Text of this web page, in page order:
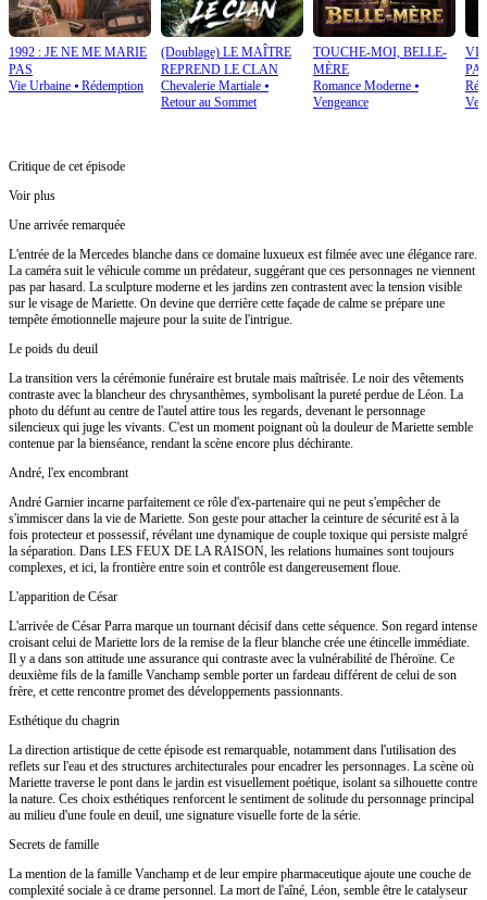
1992 : JE NE ME MARIE
PAS
Vie Urbaine ⦁ Rédemption
(Doublage) LE MAÎTRE
REPREND LE CLAN
Chevalerie Martiale⦁
Retour au Sommet
TOUCHE-MOI, BELLE-
MÈRE
Romance Moderne⦁
Vengeance
Critique de cet épisode
Voir plus
Une arrivée remarquée
L'entrée de la Mercedes blanche dans ce domaine luxueux est filmée avec une élégance rare.
La caméra suit le véhicule comme un prédateur, suggérant que ces personnages ne viennent
pas par hasard. La sculpture moderne et les jardins zen contrastent avec la tension visible
sur le visage de Mariette. On devine que derrière cette façade de calme se prépare une
tempête émotionnelle majeure pour la suite de l'intrigue.
Le poids du deuil
La transition vers la cérémonie funéraire est brutale mais maîtrisée. Le noir des vêtements
contraste avec la blancheur des chrysanthèmes, symbolisant la pureté perdue de Léon. La
photo du défunt au centre de l'autel attire tous les regards, devenant le personnage
silencieux qui juge les vivants. C'est un moment poignant où la douleur de Mariette semble
contenue par la bienséance, rendant la scène encore plus déchirante.
André, l'ex encombrant
André Garnier incarne parfaitement ce rôle d'ex-partenaire qui ne peut s'empêcher de
s'immiscer dans la vie de Mariette. Son geste pour attacher la ceinture de sécurité est à la
fois protecteur et possessif, révélant une dynamique de couple toxique qui persiste malgré
la séparation. Dans LES FEUX DE LA RAISON, les relations humaines sont toujours
complexes, et ici, la frontière entre soin et contrôle est dangereusement floue.
L'apparition de César
L'arrivée de César Parra marque un tournant décisif dans cette séquence. Son regard intense
croisant celui de Mariette lors de la remise de la fleur blanche crée une étincelle immédiate.
Il y a dans son attitude une assurance qui contraste avec la vulnérabilité de l'héroïne. Ce
deuxième fils de la famille Vanchamp semble porter un fardeau différent de celui de son
frère, et cette rencontre promet des développements passionnants.
Esthétique du chagrin
La direction artistique de cette épisode est remarquable, notamment dans l'utilisation des
reflets sur l'eau et des structures architecturales pour encadrer les personnages. La scène où
Mariette traverse le pont dans le jardin est visuellement poétique, isolant sa silhouette contre
la nature. Ces choix esthétiques renforcent le sentiment de solitude du personnage principal
au milieu d'une foule en deuil, une signature visuelle forte de la série.
Secrets de famille
La mention de la famille Vanchamp et de leur empire pharmaceutique ajoute une couche de
complexité sociale à ce drame personnel. La mort de l'aîné, Léon, semble être le catalyseur